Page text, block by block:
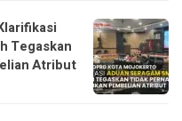
Tegaskan
Atribut